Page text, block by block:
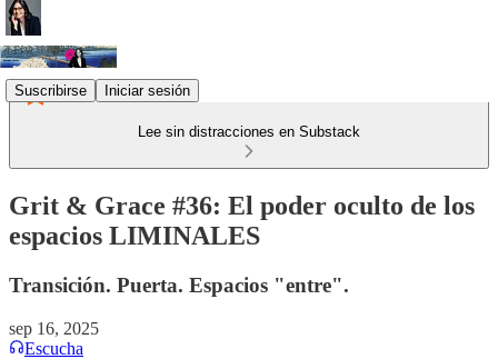
Suscribirse Iniciar sesión
Lee sin distracciones en Substack
Grit & Grace #36: El poder oculto de los
espacios LIMINALES
Transición. Puerta. Espacios "entre".
sep 16, 2025
Escucha